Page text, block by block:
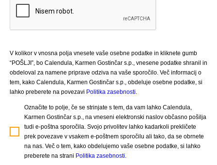
V kolikor v vnosna polja vnesete vaše osebne podatke in kliknete gumb
“POŠLJI”, bo Calendula, Karmen Gostinčar s.p., vnesene podatke shranil in
obdeloval za namene priprave odziva na vaše sporočilo. Več informacij o
tem, kako Calendula, Karmen Gostinčar s.p., obdeluje osebne podatke, si
lahko preberete na povezavi Politika zasebnosti
Označite to polje, če se strinjate s tem, da vam lahko Calendula,
Karmen Gostinčar s.p., na vneseni elektronski naslov občasno pošilja
tudi e-poštna sporočila. Svojo privolitev lahko kadarkoli prekličete
prek povezave v vsakem e-poštnem sporočilu ali tako, da se obrnete
na nas. Več o tem, kako obdelujemo vaše osebne podatke, si lahko
preberete na strani Politika zasebnosti